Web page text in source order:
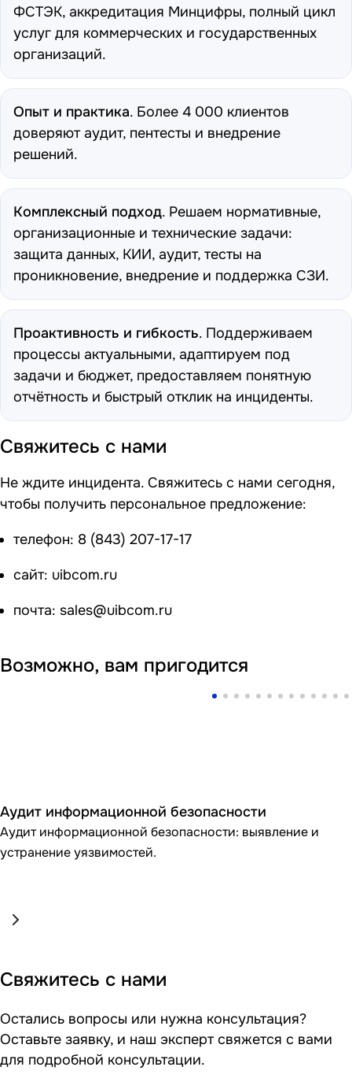
ФСТЭК, аккредитация Минцифры, полный цикл
услуг для коммерческих и государственных
организаций.
Опыт и практика. Более 4 000 клиентов
доверяют аудит, пентесты и внедрение
решений.
Комплексный подход. Решаем нормативные,
организационные и технические задачи:
защита данных, КИИ, аудит, тесты на
проникновение, внедрение и поддержка СЗИ.
Проактивность и гибкость. Поддерживаем
процессы актуальными, адаптируем под
задачи и бюджет, предоставляем понятную
отчётность и быстрый отклик на инциденты.
Свяжитесь с нами
Не ждите инцидента. Свяжитесь с нами сегодня,
чтобы получить персональное предложение:
телефон: 8 (843) 207-17-17
сайт: uibcom.ru
почта: sales@uibcom.ru
Возможно, вам пригодится
Аудит информационной безопасности
Аудит информационной безопасности: выявление и
устранение уязвимостей.
Свяжитесь с нами
Остались вопросы или нужна консультация?
Оставьте заявку, и наш эксперт свяжется с вами
для подробной консультации.